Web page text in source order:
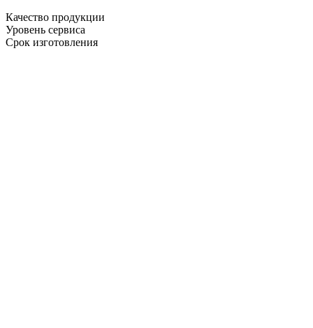
Качество продукции
Уровень сервиса
Срок изготовления